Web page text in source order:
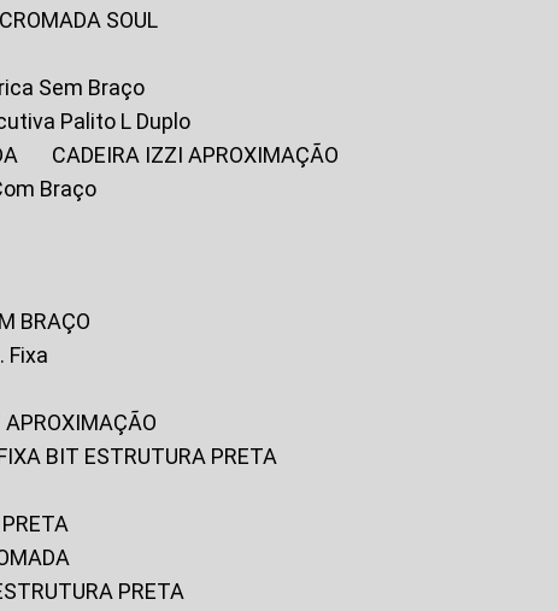
SOUL
Sem Braço
Palito L Duplo
CADEIRA IZZI APROXIMAÇÃO
Braço
BRAÇO
Fixa
APROXIMAÇÃO
FIXA BIT ESTRUTURA PRETA
PRETA